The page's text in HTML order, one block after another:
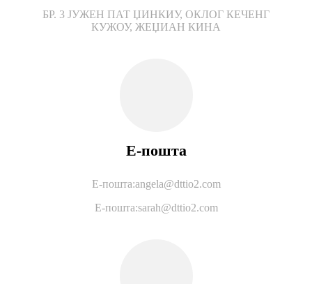
БР. 3 ЈУЖЕН ПАТ ЏИНКИУ, ОКЛОГ КЕЧЕНГ
КУЖОУ, ЖЕЏИАН КИНА
Е-пошта
Е-пошта:angela@dttio2.com
Е-пошта:sarah@dttio2.com